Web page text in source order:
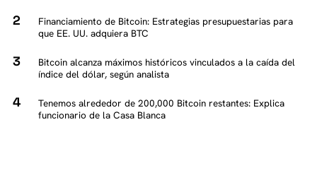
Financiamiento de Bitcoin: Estrategias presupuestarias para
que EE. UU. adquiera BTC
Bitcoin alcanza máximos históricos vinculados a la caída del
índice del dólar, según analista
Tenemos alrededor de 200,000 Bitcoin restantes: Explica
funcionario de la Casa Blanca